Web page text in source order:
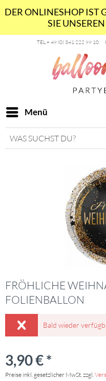
DER ONLINESHOP IST
SIE
TEL + 49 (0) 341 222 99 10
Menü
FRÖHLICHE
FOLIENBALLON
Bald wieder
3,90 € *
Preise inkl. gesetzlicher MwSt. zzgl.